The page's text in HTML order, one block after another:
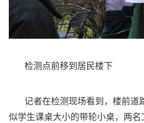
检测点前移到居民楼下
记者在检测现场看到，楼前道
似学生课桌大小的带轮小桌，两名